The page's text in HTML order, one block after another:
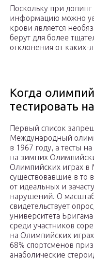
Поскольку при
информацию можно
крови является
берут для более
отклонения от каких-
Когда
тестировать
Первый список
Международный
в 1967 году, а тесты
на зимних
Олимпийских играх в
существовавшие в то
от идеальных и
нарушений. О
свидетельствует
университета
среди участников
на Олимпийских
68% спортсменов
анаболические